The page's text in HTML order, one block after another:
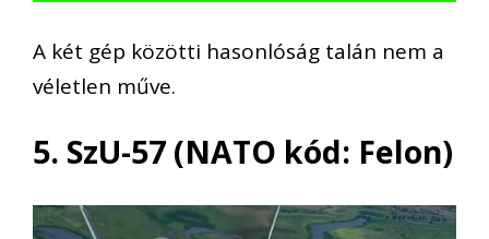
A két gép közötti hasonlóság talán nem a
véletlen műve.
5. SzU-57 (NATO kód: Felon)